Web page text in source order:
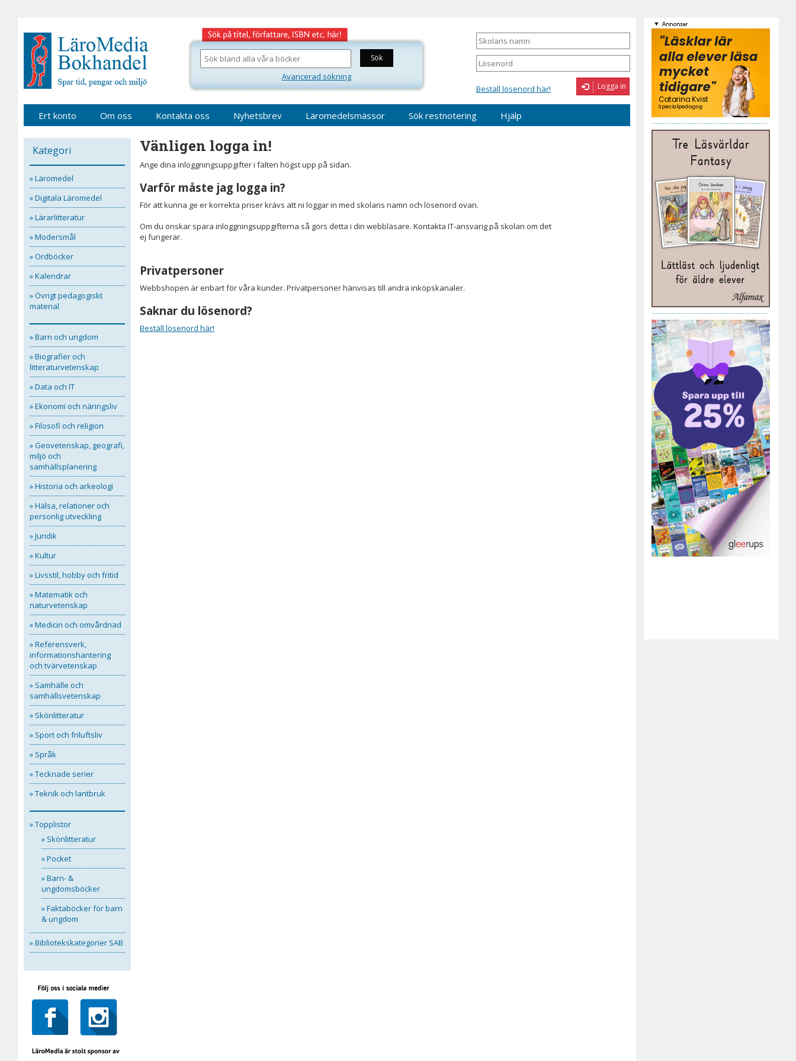
Skolans
namn
Lösenord
Beställ lösenord här! Logga in
Sök
bland
våra
Avancerad sökning
Ert konto Om oss Kontakta oss Nyhetsbrev Läromedelsmässor Sök restnotering Hjälp
Kategori
» Läromedel
» Digitala Läromedel
» Lärarlitteratur
» Modersmål
» Ordböcker
» Kalendrar
» Övrigt pedagogiskt
material
» Barn och ungdom
» Biografier och
litteraturvetenskap
» Data och IT
» Ekonomi och näringsliv
» Filosofi och religion
» Geovetenskap, geografi,
miljö och
samhällsplanering
» Historia och arkeologi
» Hälsa, relationer och
personlig utveckling
» Juridik
» Kultur
» Livsstil, hobby och fritid
» Matematik och
naturvetenskap
» Medicin och omvårdnad
» Referensverk,
informationshantering
och tvärvetenskap
» Samhälle och
samhällsvetenskap
» Skönlitteratur
» Sport och friluftsliv
» Språk
» Tecknade serier
» Teknik och lantbruk
» Topplistor
» Skönlitteratur
» Pocket
» Barn- &
ungdomsböcker
» Faktaböcker för barn
& ungdom
» Bibliotekskategorier SAB
Vänligen logga in!
Ange dina inloggningsuppgifter i fälten högst upp på sidan.
Varför måste jag logga in?
För att kunna ge er korrekta priser krävs att ni loggar in med skolans namn och lösenord ovan.
Om du önskar spara inloggningsuppgifterna så görs detta i din webbläsare. Kontakta IT-ansvarig på skolan om det
ej fungerar.
Privatpersoner
Webbshopen är enbart för våra kunder. Privatpersoner hänvisas till andra inköpskanaler.
Saknar du lösenord?
Beställ lösenord här!